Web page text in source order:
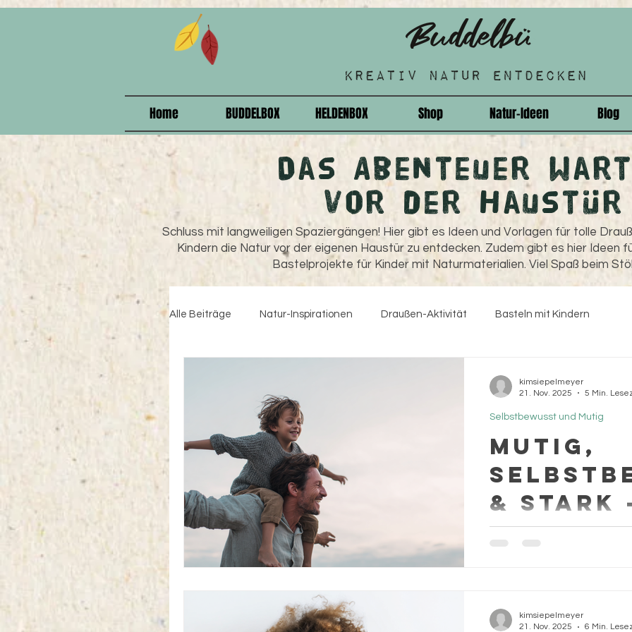
Home BUDDELBOX HELDENBOX Shop Natur-Ideen Blog
Das Abenteuer
vor der Haustür
Schluss mit langweiligen Spaziergängen! Hier gibt es Ideen und Vorlagen für tolle
Kindern die Natur vor der eigenen Haustür zu entdecken. Zudem gibt es hier Ideen
Bastelprojekte für Kinder mit Naturmaterialien. Viel Spaß beim
Alle Beiträge Natur-Inspirationen Draußen-Aktivität Basteln mit Kindern
Schnitzeljagd Weihnachten
Mutig,
& stark
Dein Kind Schritt für Schritt
Selbstbewusst und Mutig
kimsiepelmeyer
21. Nov. 2025
5 Min.
kimsiepelmeyer
21. Nov. 2025
6 Min.